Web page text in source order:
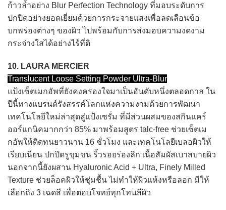
ก้าวล้ำอย่าง Blur Perfection Technology ที่มอบระดับการ
ปกปิดอย่างยอดเยี่ยมด้วยการกระจายแสงเพื่อลดเลือนข้อ
บกพร่องต่างๆ ของผิว ไปพร้อมกับการส่งมอบความงดงาม
กระจ่างใสได้อย่างไร้ที่ติ
10. LAURA MERCIER
Translucent Loose Setting Powder Ultra-Blur
แป้งเซ็ตเมกอัพที่ยังคงครองใจมาเป็นอันดับหนึ่งตลอดกาล ใน
ปีนี้ทางแบรนด์รังสรรค์โลกแห่งความงามด้วยการพัฒนา
เทคโนโลยีใหม่ล่าสุดสู่แป้งเซรั่ม ที่มีส่วนผสมของสกินแคร์
ออร์แกนิคมากกว่า 85% มาพร้อมสูตร talc-free ช่วยเซ็ตเม
กอัพให้ติดทนยาวนาน 16 ชั่วโมง และเทคโนโลยีเบลอผิวให้
เรียบเนียน ปกปิดรูขุมขน ริ้วรอยร่องลึก เนื้อสัมผัสเบาสบายผิว
นอกจากนี้ยังผสาน Hyaluronic Acid + Ultra, Finely Milled
Texture ช่วยล็อคผิวให้ชุ่มชื้น ไม่ทำให้ผิวแห้งหรือลอก มีให้
เลือกถึง 3 เฉดสี เพื่อตอบโจทย์ทุกโทนสีผิว